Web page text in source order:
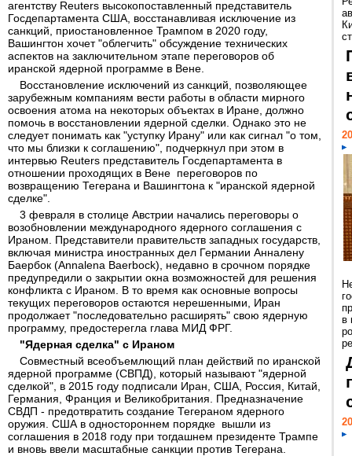
агентству Reuters высокопоставленный представитель
Госдепартамента США, восстанавливая исключение из
санкций, приостановленное Трампом в 2020 году,
Вашингтон хочет "облегчить" обсуждение технических
аспектов на заключительном этапе переговоров об
иранской ядерной программе в Вене.
Восстановление исключений из санкций, позволяющее
зарубежным компаниям вести работы в области мирного
освоения атома на некоторых объектах в Иране, должно
помочь в восстановлении ядерной сделки. Однако это не
следует понимать как "уступку Ирану" или как сигнал "о том,
что мы близки к соглашению", подчеркнул при этом в
интервью Reuters представитель Госдепартамента в
отношении проходящих в Вене переговоров по
возвращению Тегерана и Вашингтона к "иранской ядерной
сделке".
3 февраля в столице Австрии начались переговоры о
возобновлении международного ядерного соглашения с
Ираном. Представители правительств западных государств,
включая министра иностранных дел Германии Анналену
Баербок (Annalena Baerbock), недавно в срочном порядке
предупредили о закрытии окна возможностей для решения
конфликта с Ираном. В то время как основные вопросы
текущих переговоров остаются нерешенными, Иран
продолжает "последовательно расширять" свою ядерную
программу, предостерегла глава МИД ФРГ.
"Ядерная сделка" с Ираном
Совместный всеобъемлющий план действий по иранской
ядерной программе (СВПД), который называют "ядерной
сделкой", в 2015 году подписали Иран, США, Россия, Китай,
Германия, Франция и Великобритания. Предназначение
СВДП - предотвратить создание Тегераном ядерного
оружия. США в одностороннем порядке вышли из
соглашения в 2018 году при тогдашнем президенте Трампе
и вновь ввели масштабные санкции против Тегерана.
в